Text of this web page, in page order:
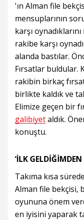
'ın Alman file
mensuplarının
karşı
rakibe karşı
alanda bastılar.
Fırsatlar buldular.
rakibin birkaç
birlikte kaldık ve
Elimize geçen bir
galibiyetaldık.
konuştu.
‘İLK
Takıma kısa
Alman file bekçisi,
oyununa önem
en iyisini yaparak